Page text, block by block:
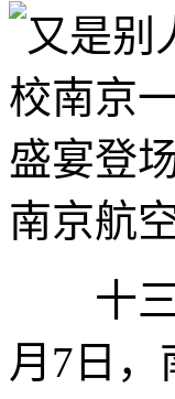
南京航
十三
月7日